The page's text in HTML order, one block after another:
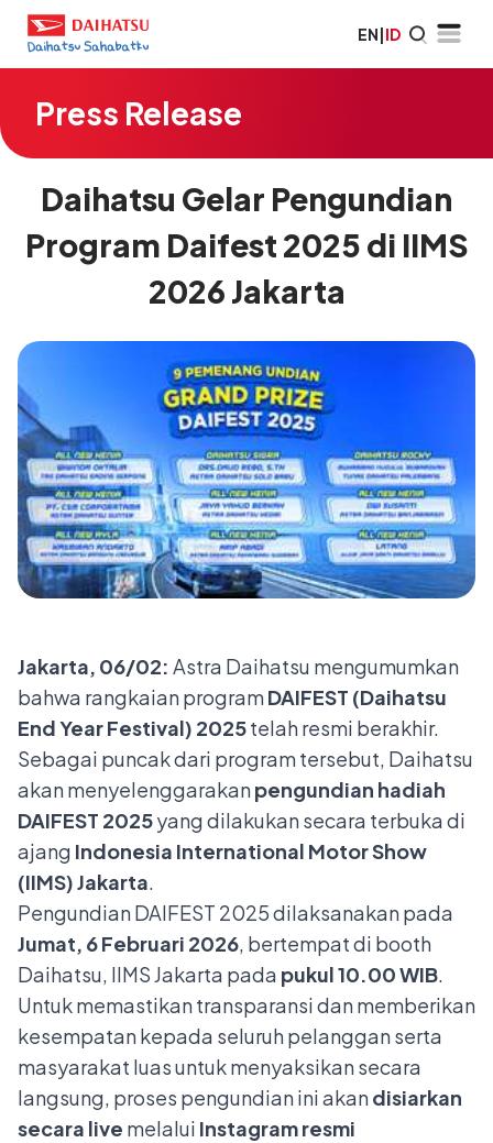
EN|ID
Press Release
Daihatsu Gelar Pengundian
Program Daifest 2025 di IIMS
2026 Jakarta
Jakarta, 06/02: Astra Daihatsu mengumumkan
bahwa rangkaian programDAIFEST (Daihatsu
End Year Festival) 2025telah resmi berakhir.
Sebagai puncak dari program tersebut, Daihatsu
akan menyelenggarakanpengundian hadiah
DAIFEST 2025yang dilakukan secara terbuka di
ajang Indonesia International Motor Show
(IIMS) Jakarta.
Pengundian DAIFEST 2025 dilaksanakan pada
Jumat, 6 Februari 2026, bertempat di booth
Daihatsu, IIMS Jakarta pada pukul 10.00 WIB.
Untuk memastikan transparansi dan memberikan
kesempatan kepada seluruh pelanggan serta
masyarakat luas untuk menyaksikan secara
langsung, proses pengundian ini akandisiarkan
secara live melalui Instagram resmi